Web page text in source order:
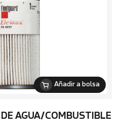
Añadir a bolsa
DE AGUA/COMBUSTIBLE